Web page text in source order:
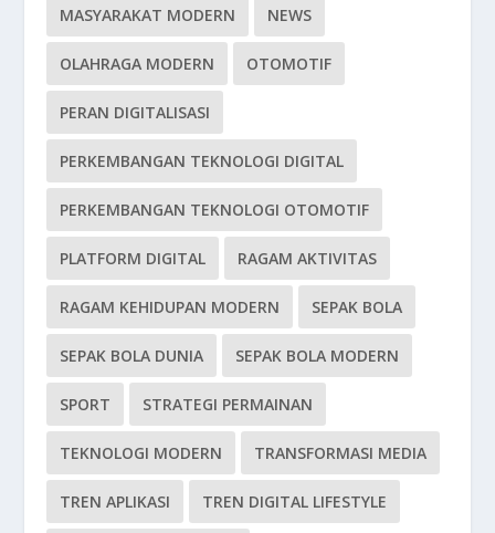
MASYARAKAT MODERN NEWS
OLAHRAGA MODERN OTOMOTIF
PERAN DIGITALISASI
PERKEMBANGAN TEKNOLOGI DIGITAL
PERKEMBANGAN TEKNOLOGI OTOMOTIF
PLATFORM DIGITAL RAGAM AKTIVITAS
RAGAM KEHIDUPAN MODERN SEPAK BOLA
SEPAK BOLA DUNIA SEPAK BOLA MODERN
SPORT STRATEGI PERMAINAN
TEKNOLOGI MODERN TRANSFORMASI MEDIA
TREN APLIKASI TREN DIGITAL LIFESTYLE